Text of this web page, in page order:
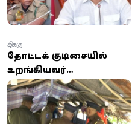
தோட்டக் குடிசையில்
உறங்கியவர்
கொலைசெய்யப்பட்ட
நிலையில் சடலமாக மீட்பு
கிழக்கு